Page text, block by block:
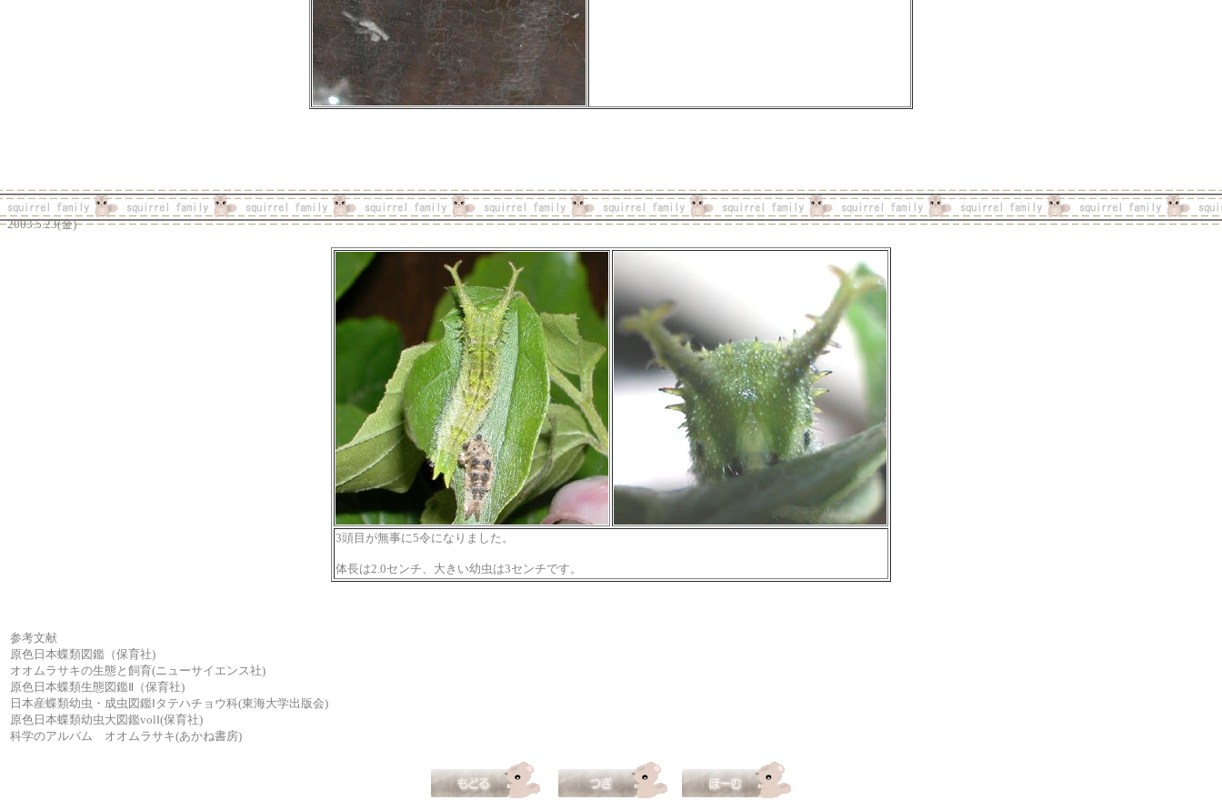
2003.5.23(金)
3頭目が無事に5令になりました。
体長は2.0センチ、大きい幼虫は3センチです。
参考文献
原色日本蝶類図鑑（保育社)
オオムラサキの生態と飼育(ニューサイエンス社)
原色日本蝶類生態図鑑Ⅱ（保育社)
日本産蝶類幼虫・成虫図鑑Ⅰタテハチョウ科(東海大学出版会)
原色日本蝶類幼虫大図鑑volⅠ(保育社)
科学のアルバム オオムラサキ(あかね書房)